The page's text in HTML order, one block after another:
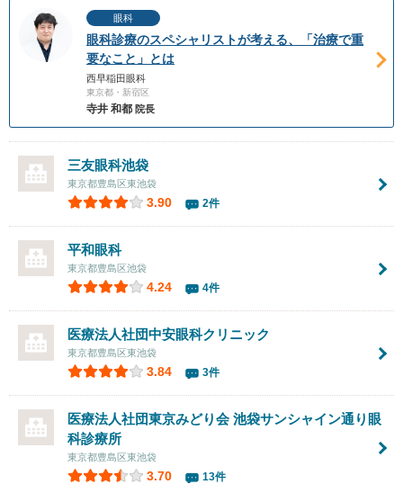
眼科
眼科診療のスペシャリストが考える、「治療で重
要なこと」とは
西早稲田眼科
東京都・新宿区
寺井 和都 院長
三友眼科池袋
東京都豊島区東池袋
3.90 2件
平和眼科
東京都豊島区池袋
4.24 4件
医療法人社団中安眼科クリニック
東京都豊島区東池袋
3.84 3件
医療法人社団東京みどり会池袋サンシャイン通り眼
科診療所
東京都豊島区東池袋
3.70 13件